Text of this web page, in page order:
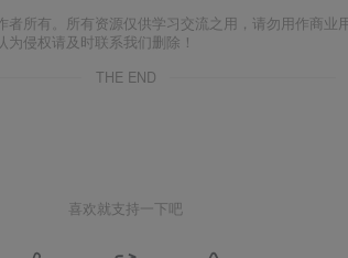
所有。所有资源仅供学习交流之用，请勿用作商业
侵权请及时联系我们删除！
THE END
喜欢就支持一下吧